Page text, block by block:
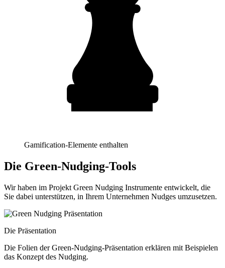
Gamification-Elemente enthalten
Die Green-Nudging-Tools
Wir haben im Projekt Green Nudging Instrumente entwickelt, die
Sie dabei unterstützen, in Ihrem Unternehmen Nudges umzusetzen.
Die Präsentation
Die Folien der Green-Nudging-Präsentation erklären mit Beispielen
das Konzept des Nudging.